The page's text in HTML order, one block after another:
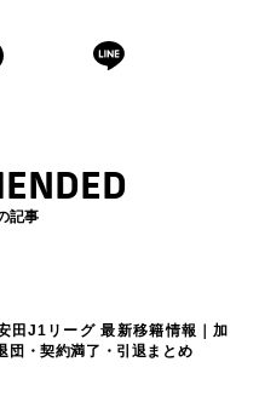
記事
田J1リーグ 最新移籍情報｜加
団・契約満了・引退まとめ